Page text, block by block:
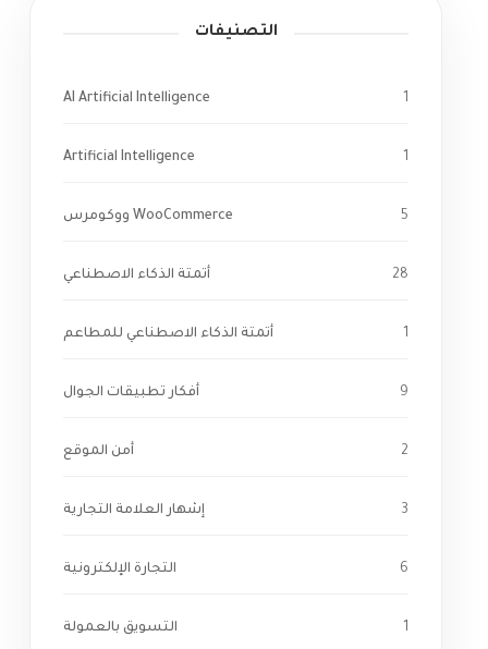
التصنيفات
AI Artificial Intelligence 1
Artificial Intelligence 1
WooCommerce ووكومرس 5
أتمتة الذكاء الاصطناعي 28
أتمتة الذكاء الاصطناعي للمطاعم 1
أفكار تطبيقات الجوال 9
أمن الموقع 2
إشهار العلامة التجارية 3
التجارة الإلكترونية 6
التسويق بالعمولة 1